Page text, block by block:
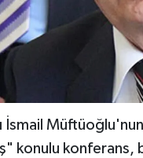
İsmail
konulu